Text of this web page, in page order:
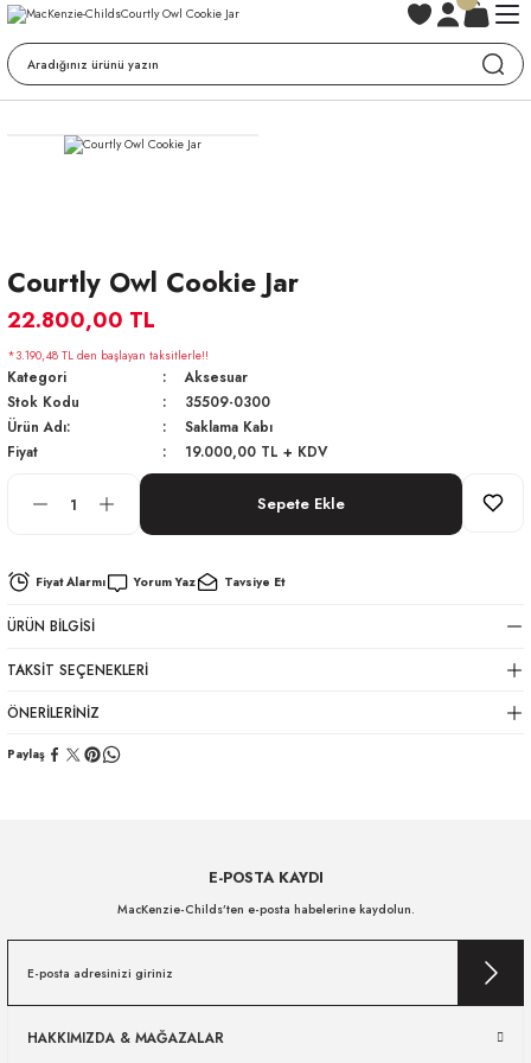
Courtly Owl Cookie Jar
22.800,00 TL
*3.190,48 TL den başlayan taksitlerle!!
Kategori
Aksesuar
Stok Kodu
35509-0300
Ürün Adı:
Saklama Kabı
Fiyat
19.000,00 TL + KDV
Sepete Ekle
Fiyat Alarmı Yorum Yaz Tavsiye Et
ÜRÜN BILGISI
TAKSIT SEÇENEKLERI
ÖNERILERINIZ
Paylaş
E-POSTA KAYDI
MacKenzie-Childs’ten e-posta habelerine kaydolun.
HAKKIMIZDA & MAĞAZALAR